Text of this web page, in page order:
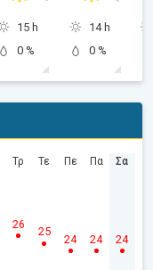
15 h
0 %
14 h
0 %
Τρ
26
Τε
25
Πε
24
Πα
24
Σα
24